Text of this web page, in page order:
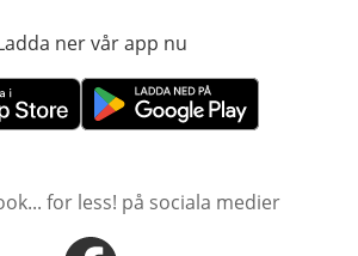
ner vår app nu
nytt fönsteröppnas i nytt fönster
for less! på sociala medier